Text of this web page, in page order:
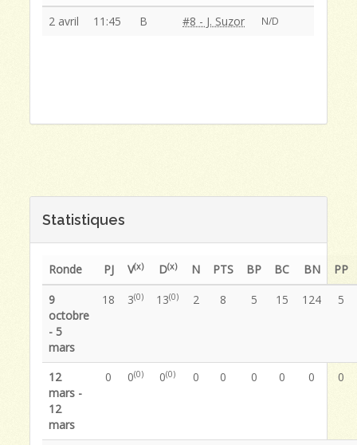
2 avril
11:45 B #8 - J. Suzor N/D
Statistiques
Ronde PJ V(x) D(x) N PTS BP BC BN
PP
9
octobre
- 5
mars
18 3(0) 13(0) 2 8 5 15 124 5
12
mars -
12
mars
0 0(0) 0(0) 0 0 0 0 0 0